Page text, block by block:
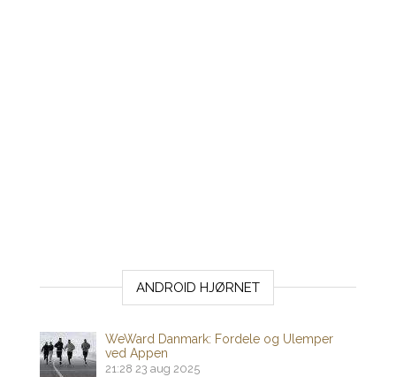
ANDROID HJØRNET
WeWard Danmark: Fordele og Ulemper
ved Appen
21:28 23 aug 2025